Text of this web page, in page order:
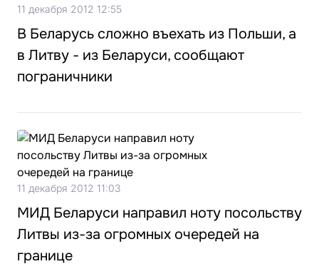
11 декабря 2012 12:55
В Беларусь сложно въехать из Польши, а
в Литву - из Беларуси, сообщают
пограничники
11 декабря 2012 11:03
МИД Беларуси направил ноту посольству
Литвы из-за огромных очередей на
границе